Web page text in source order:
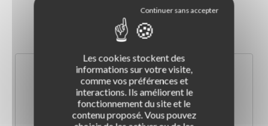
5
Les cookies stockent des
informations sur votre visite,
comme vos préférences et
interactions. Ils améliorent le
fonctionnement du site et le
contenu proposé. Vous pouvez